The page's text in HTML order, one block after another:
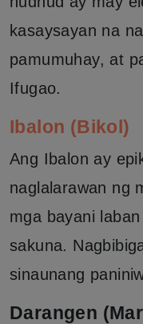
kasaysayan na
pamumuhay, at
Ifugao.
Ibalon (Bikol)
Ang Ibalon ay
naglalarawan ng
mga bayani
sakuna.
sinaunang
Darangen